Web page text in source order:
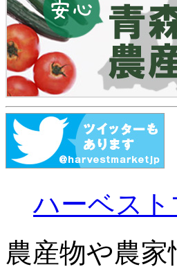
ハーベスト
農産物や農